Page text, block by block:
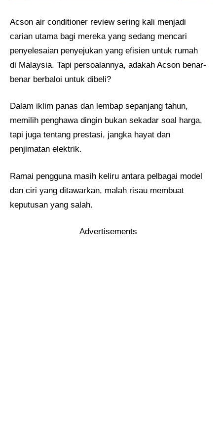
Acson air conditioner review sering kali menjadi
carian utama bagi mereka yang sedang mencari
penyelesaian penyejukan yang efisien untuk rumah
di Malaysia. Tapi persoalannya, adakah Acson benar-
benar berbaloi untuk dibeli?
Dalam iklim panas dan lembap sepanjang tahun,
memilih penghawa dingin bukan sekadar soal harga,
tapi juga tentang prestasi, jangka hayat dan
penjimatan elektrik.
Ramai pengguna masih keliru antara pelbagai model
dan ciri yang ditawarkan, malah risau membuat
keputusan yang salah.
Advertisements